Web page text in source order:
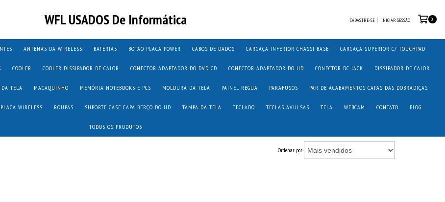
WFL USADOS De Informática CADASTRE-SE INICIAR SESSÃO 0
ANTENAS DA WIRELESS BATERIAS BOTÃO PLACA POWER CABOS DE DADOS CARCAÇA INFERIOR CHASSI BASE CARCAÇA SUPERIOR C/ TOUCHPAD
COOLER COOLER DISSIPADOR DE CALOR CONECTOR ADAPTADOR DO DVD CD CONECTOR ADAPTADOR DO HD CONECTOR DC JACK DISSIPADOR DE CALOR
DA TELA MACAQUINHO MEMÓRIA NOTEBOOKS E PCS MOLDURA DA TELA PAINEL RÉGUA PARAFUSOS PAR DE ACABAMENTOS CAPAS DAS DOBRADIÇAS
PLACA WIRELESS ROUPAS SUPORTE CASE CAPA BERÇO DO HD TAMPA DA TELA TECLADO TECLAS AVULSAS TELA WEBCAM CONTATO BLOG
TODOS OS PRODUTOS
Ordenar por